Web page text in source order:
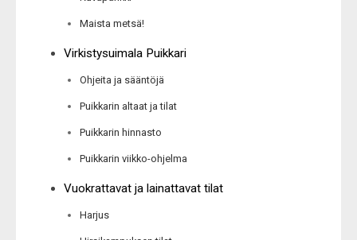
Maista metsä!
Virkistysuimala Puikkari
Ohjeita ja sääntöjä
Puikkarin altaat ja tilat
Puikkarin hinnasto
Puikkarin viikko-ohjelma
Vuokrattavat ja lainattavat tilat
Harjus